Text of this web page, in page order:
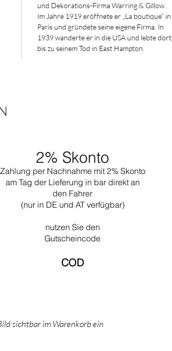
und Dekorations-Firma Warring & Gillow.
Im Jahre 1919 eröffnete er „La boutique“ in
Paris und gründete seine eigene Firma. In
1939 wanderte er in die USA und lebte dort
bis zu seinem Tod in East Hampton.
2% Skonto
Zahlung per Nachnahme mit 2% Skonto
am Tag der Lieferung in bar direkt an
den Fahrer
(nur in DE und AT verfügbar)
nutzen Sie den
Gutscheincode
COD​
sichtbar im Warenkorb ein